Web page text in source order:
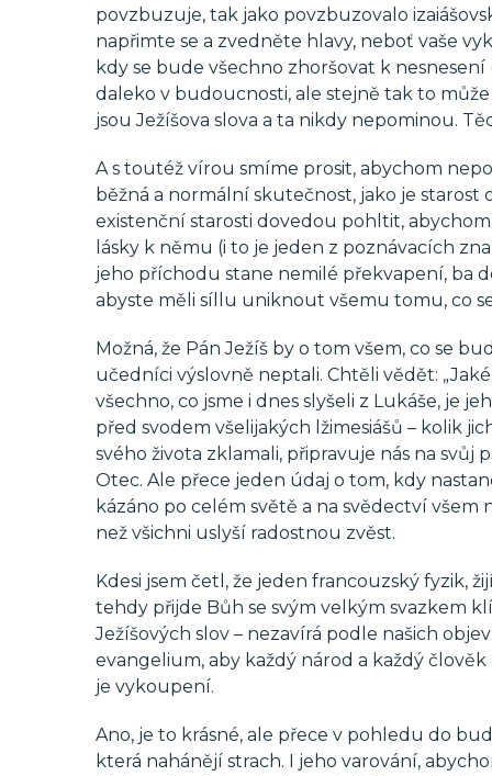
povzbuzuje, tak jako povzbuzovalo
napřimte se a zvedněte hlavy, neboť vaše
kdy se bude všechno zhoršovat k
daleko v budoucnosti, ale stejně tak to
jsou Ježíšova slova a ta nikdy nepominou.
A s toutéž vírou smíme prosit, abychom
běžná a normální skutečnost, jako je starost
existenční starosti dovedou pohltit,
lásky k němu (i to je jeden z poznávacích
jeho příchodu stane nemilé překvapení, ba
abyste měli síllu uniknout všemu tomu, co
Možná, že Pán Ježíš by o tom všem, co se
učedníci výslovně neptali. Chtěli vědět:
všechno, co jsme i dnes slyšeli z Lukáše, je
před svodem všelijakých lžimesiášů – kolik
svého života zklamali, připravuje nás na
Otec. Ale přece jeden údaj o tom, kdy
kázáno po celém světě a na svědectví všem
než všichni uslyší radostnou zvěst.
Kdesi jsem četl, že jeden francouzský fyzik,
tehdy přijde Bůh se svým velkým svazkem
Ježíšových slov – nezavírá podle našich
evangelium, aby každý národ a každý
je vykoupení.
Ano, je to krásné, ale přece v pohledu do
která nahánějí strach. I jeho varování,